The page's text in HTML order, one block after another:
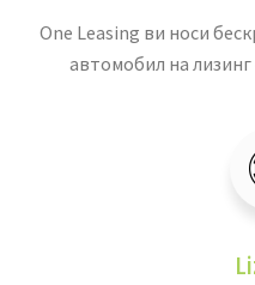
One Leasing ви носи
автомобил на